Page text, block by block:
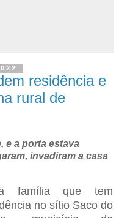
residência e
rural de
e a porta estava
invadiram a casa
família que tem
no sítio Saco do